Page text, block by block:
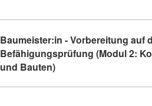
Baumeister:in - Vorbereitung auf
Befähigungsprüfung (Modul 2:
und Bauten)Kursdetail: